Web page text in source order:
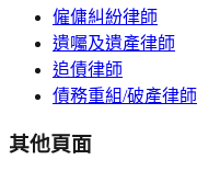
僱傭糾紛律師
遺囑及遺產律師
追債律師
債務重組/破產律師
其他頁面